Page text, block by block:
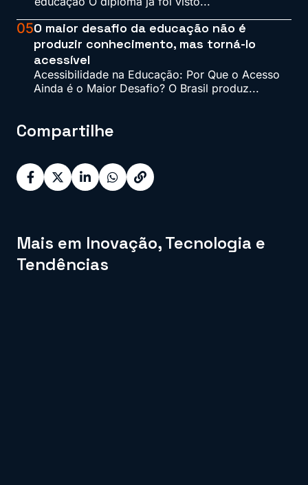
05O maior desafio da educação não é
produzir conhecimento, mas torná-lo
acessível
Acessibilidade na Educação: Por Que o Acesso
Ainda é o Maior Desafio? O Brasil produz...
Compartilhe
Mais em Inovação, Tecnologia e
Tendências